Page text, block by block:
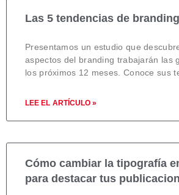
Las 5 tendencias de branding
Presentamos un estudio que
aspectos del branding trabajarán las
los próximos 12 meses. Conoce sus
LEE EL ARTÍCULO »
Cómo cambiar la tipografía
para destacar tus